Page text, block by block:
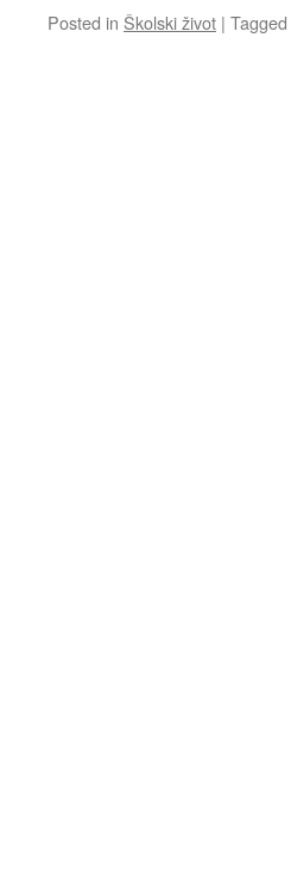
Posted in Školski život | Tagged